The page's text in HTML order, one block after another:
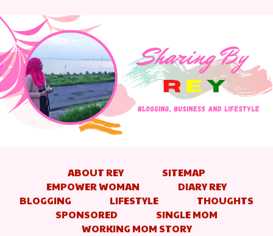
ABOUT REY
SITEMAP
EMPOWER WOMAN
DIARY REY
BLOGGING
LIFESTYLE
THOUGHTS
SPONSORED
SINGLE MOM
WORKING MOM STORY